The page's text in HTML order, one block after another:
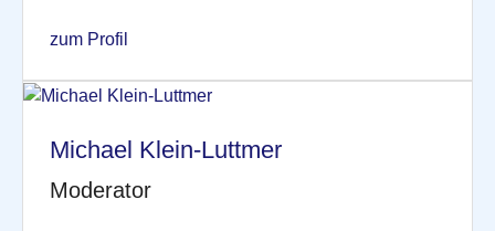
zum Profil
Michael Klein-Luttmer
Moderator